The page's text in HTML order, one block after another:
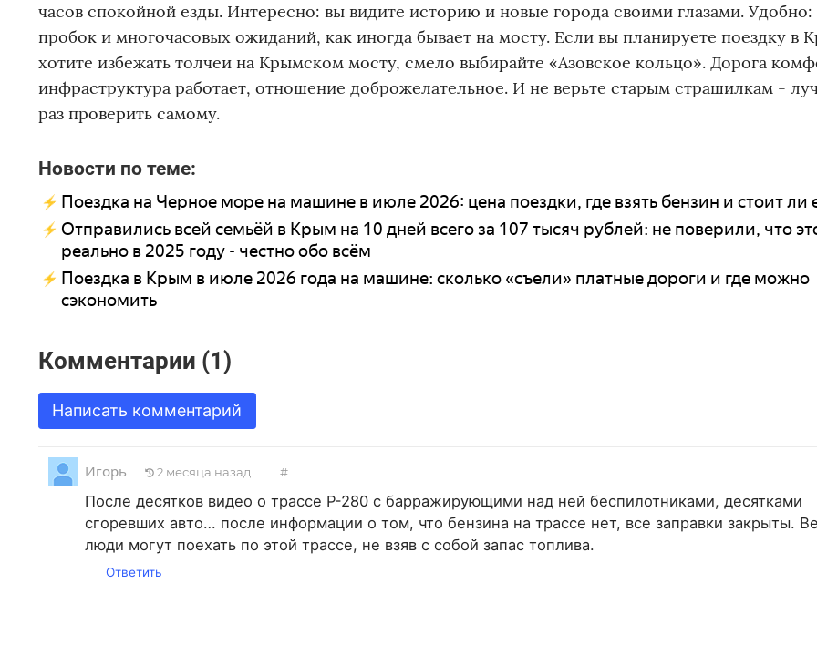
часов спокойной езды. Интересно: вы видите историю и новые города своими глазами. Удобно:
пробок и многочасовых ожиданий, как иногда бывает на мосту. Если вы планируете поездку в
хотите избежать толчеи на Крымском мосту, смело выбирайте «Азовское кольцо». Дорога
инфраструктура работает, отношение доброжелательное. И не верьте старым страшилкам -
раз проверить самому.
Новости по теме:
Поездка на Черное море на машине в июле 2026: цена поездки, где взять бензин и стоит ли
Отправились всей семьёй в Крым на 10 дней всего за 107 тысяч рублей: не поверили, что
реально в 2025 году - честно обо всём
Поездка в Крым в июле 2026 года на машине: сколько «съели» платные дороги и где можно
сэкономить
Комментарии (1)
Написать комментарий
Игорь 2 месяца назад #
После десятков видео о трассе Р-280 с барражирующими над ней беспилотниками, десятками
сгоревших авто… после информации о том, что бензина на трассе нет, все заправки закрыты.
люди могут поехать по этой трассе, не взяв с собой запас топлива.
Ответить